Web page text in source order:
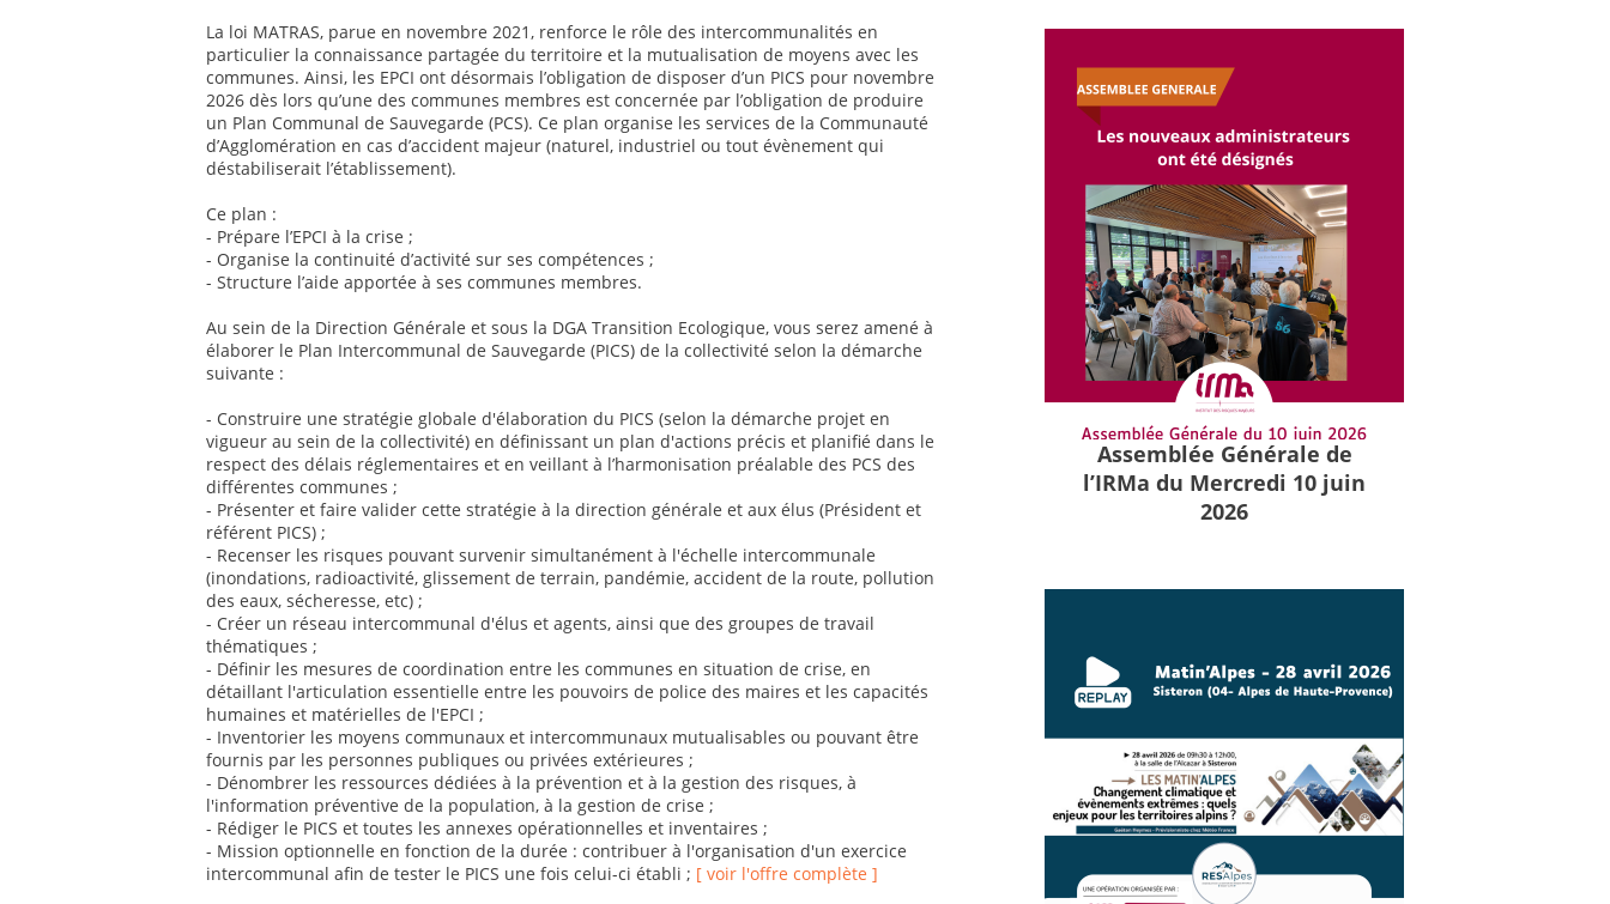
La loi MATRAS, parue en novembre 2021, renforce le rôle des intercommunalités en
particulier la connaissance partagée du territoire et la mutualisation de moyens avec les
communes. Ainsi, les EPCI ont désormais l’obligation de disposer d’un PICS pour novembre
2026 dès lors qu’une des communes membres est concernée par l’obligation de produire
un Plan Communal de Sauvegarde (PCS). Ce plan organise les services de la Communauté
d’Agglomération en cas d’accident majeur (naturel, industriel ou tout évènement qui
déstabiliserait l’établissement).
Ce plan :
- Prépare l’EPCI à la crise ;
- Organise la continuité d’activité sur ses compétences ;
- Structure l’aide apportée à ses communes membres.
Au sein de la Direction Générale et sous la DGA Transition Ecologique, vous serez amené à
élaborer le Plan Intercommunal de Sauvegarde (PICS) de la collectivité selon la démarche
suivante :
- Construire une stratégie globale d'élaboration du PICS (selon la démarche projet en
vigueur au sein de la collectivité) en définissant un plan d'actions précis et planifié dans le
respect des délais réglementaires et en veillant à l’harmonisation préalable des PCS des
différentes communes ;
- Présenter et faire valider cette stratégie à la direction générale et aux élus (Président et
référent PICS) ;
- Recenser les risques pouvant survenir simultanément à l'échelle intercommunale
(inondations, radioactivité, glissement de terrain, pandémie, accident de la route, pollution
des eaux, sécheresse, etc) ;
- Créer un réseau intercommunal d'élus et agents, ainsi que des groupes de travail
thématiques ;
- Définir les mesures de coordination entre les communes en situation de crise, en
détaillant l'articulation essentielle entre les pouvoirs de police des maires et les capacités
humaines et matérielles de l'EPCI ;
- Inventorier les moyens communaux et intercommunaux mutualisables ou pouvant être
fournis par les personnes publiques ou privées extérieures ;
- Dénombrer les ressources dédiées à la prévention et à la gestion des risques, à
l'information préventive de la population, à la gestion de crise ;
- Rédiger le PICS et toutes les annexes opérationnelles et inventaires ;
- Mission optionnelle en fonction de la durée : contribuer à l'organisation d'un exercice
intercommunal afin de tester le PICS une fois celui-ci établi ; [ voir l'offre complète ]
Assemblée Générale de
l’IRMa du Mercredi 10 juin
2026